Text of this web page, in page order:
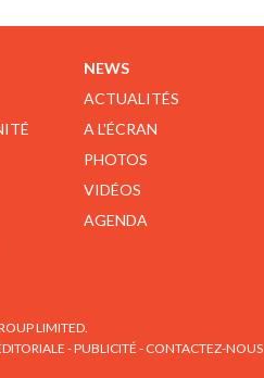
NEWS
ACTUALITÉS
A L'ÉCRAN
PHOTOS
VIDÉOS
AGENDA
LIMITED.
-PUBLICITÉ - CONTACTEZ-NOUS